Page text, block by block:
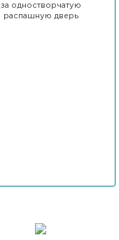
за одностворчатую
распашную дверь